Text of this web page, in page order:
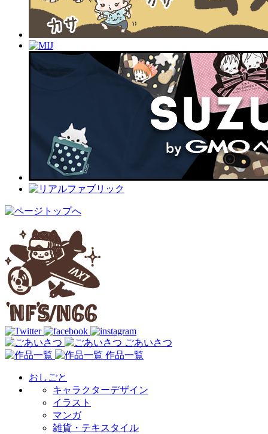
ごあいさつ
作品一覧
おしごと
キャラクターデザイン
イラスト
マンガ
雑貨・テキスタイル